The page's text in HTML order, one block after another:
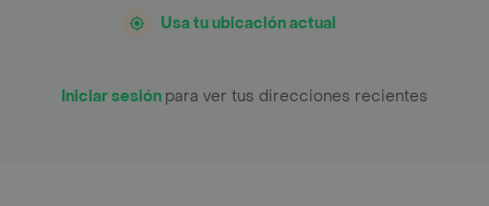
Usa tu ubicación actual
Iniciar sesión para ver tus direcciones recientes